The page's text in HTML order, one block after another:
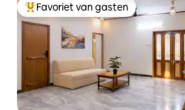
Topfavoriet van gasten
Favoriet van gasten